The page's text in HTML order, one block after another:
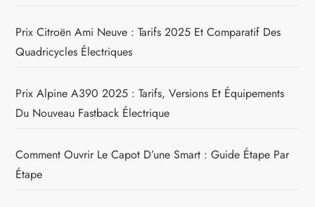
Prix Citroën Ami Neuve : Tarifs 2025 Et Comparatif Des
Quadricycles Électriques
Prix Alpine A390 2025 : Tarifs, Versions Et Équipements
Du Nouveau Fastback Électrique
Comment Ouvrir Le Capot D’une Smart : Guide Étape Par
Étape